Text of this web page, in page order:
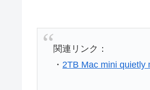
関連リンク：
・ 2TB Mac mini quietly